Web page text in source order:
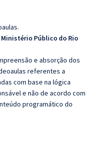
Público do Rio
e absorção dos
referentes a
com base na lógica
e não de acordo com
programático do